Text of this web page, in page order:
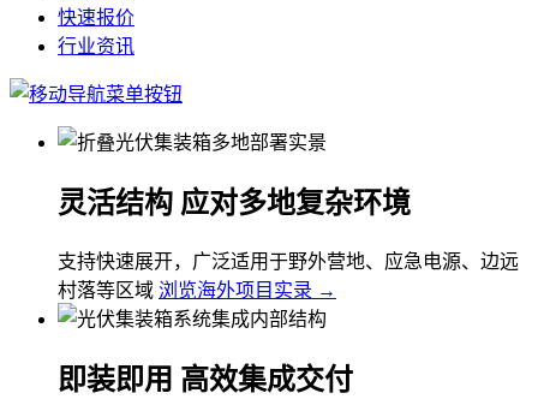
快速报价
行业资讯
灵活结构 应对多地复杂环境
支持快速展开，广泛适用于野外营地、应急电源、边远
村落等区域 浏览海外项目实录 →
即装即用 高效集成交付